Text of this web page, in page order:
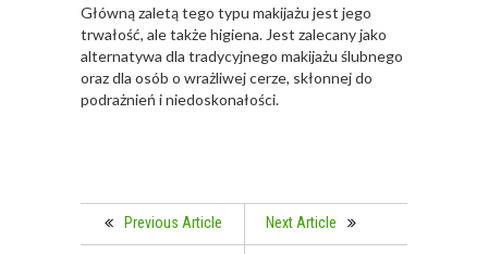
Główną zaletą tego typu makijażu jest jego
trwałość, ale także higiena. Jest zalecany jako
alternatywa dla tradycyjnego makijażu ślubnego
oraz dla osób o wrażliwej cerze, skłonnej do
podrażnień i niedoskonałości.
Previous Article Next Article